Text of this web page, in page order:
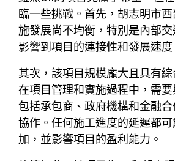
臨一些挑戰。首先，胡志明市
施發展尚不均衡，特別是內部
影響到項目的連接性和發展速度
其次，該項目規模龐大且具有
在項目管理和實施過程中，需要
包括承包商、政府機構和金融
協作。任何施工進度的延遲都
加，並影響項目的盈利能力。